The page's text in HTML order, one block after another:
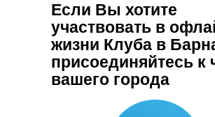
Если Вы хотите
участвовать в
жизни Клуба в
присоединяйтесь к
вашего города